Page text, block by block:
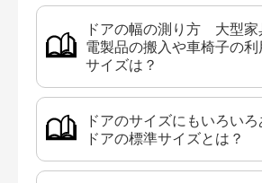
ドアの幅の測り方 大型家
電製品の搬入や車椅子の
サイズは？
ドアのサイズにもいろい
ドアの標準サイズとは？